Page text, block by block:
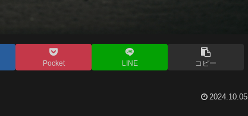
Pocket LINE コピー
2024.10.05